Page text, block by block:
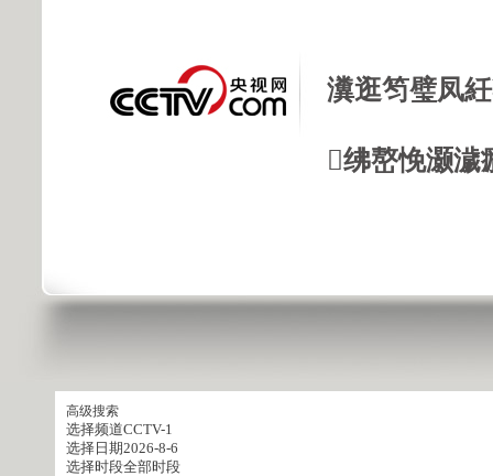
瀵逛笉璧凤
绋嶅悗灏
高级搜索
选择频道CCTV-1
选择日期2026-8-6
选择时段全部时段